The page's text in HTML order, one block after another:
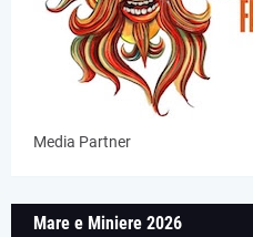
Media Partner
Mare e Miniere 2026